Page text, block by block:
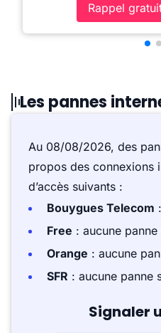
Rappel
Les pannes
Au 08/08/2026, des
propos des connexions
d’accès suivants :
Bouygues Telecom
Free : aucune
Orange : aucune
SFR : aucune panne
Signaler